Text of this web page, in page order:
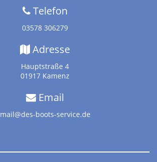
Telefon
03578 306279
Adresse
Hauptstraße 4
01917 Kamenz
Email
mail@des-boots-service.de